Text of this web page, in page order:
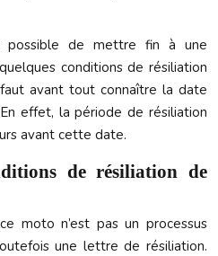
de mettre fin à une
conditions de résiliation
avant tout connaître la date
effet, la période de résiliation
avant cette date.
de résiliation de
moto n’est pas un processus
une lettre de résiliation.